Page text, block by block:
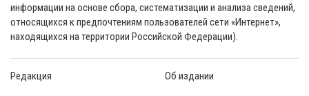
информации на основе сбора, систематизации и анализа сведений,
относящихся к предпочтениям пользователей сети «Интернет»,
находящихся на территории Российской Федерации).
Редакция Об издании